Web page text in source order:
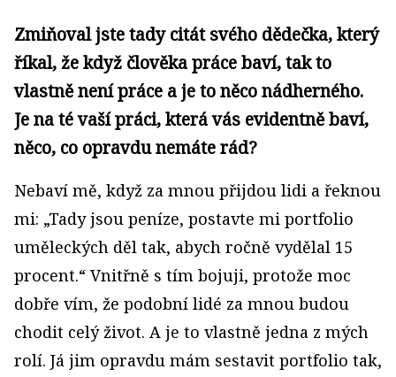
Zmiňoval jste tady citát svého dědečka, který
říkal, že když člověka práce baví, tak to
vlastně není práce a je to něco nádherného.
Je na té vaší práci, která vás evidentně baví,
něco, co opravdu nemáte rád?
Nebaví mě, když za mnou přijdou lidi a řeknou
mi: „Tady jsou peníze, postavte mi portfolio
uměleckých děl tak, abych ročně vydělal 15
procent.“ Vnitřně s tím bojuji, protože moc
dobře vím, že podobní lidé za mnou budou
chodit celý život. A je to vlastně jedna z mých
rolí. Já jim opravdu mám sestavit portfolio tak,